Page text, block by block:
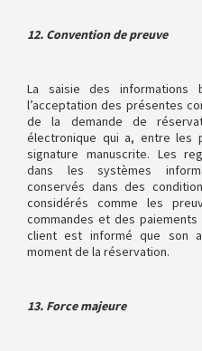
12. Convention de preuve
La saisie des informations
l’acceptation des présentes
de la demande de
électronique qui a, entre les
signature manuscrite. Les
dans les systèmes
conservés dans des
considérés comme les
commandes et des
client est informé que son
moment de la réservation.
13. Force majeure